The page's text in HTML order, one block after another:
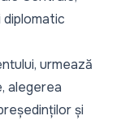
urmează
alegerea
și